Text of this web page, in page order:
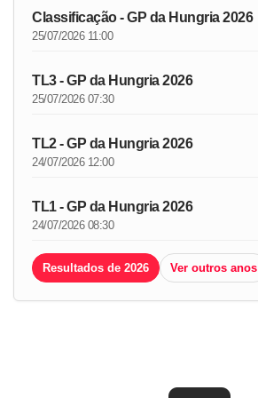
Classificação - GP da Hungria 2026
25/07/2026 11:00
TL3 - GP da Hungria 2026
25/07/2026 07:30
TL2 - GP da Hungria 2026
24/07/2026 12:00
TL1 - GP da Hungria 2026
24/07/2026 08:30
Resultados de 2026 Ver outros anos